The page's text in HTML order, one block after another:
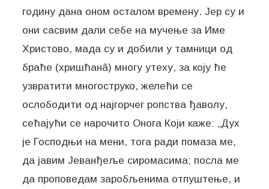
годину дана оном осталом времену. Јер су и
они сасвим дали себе на мучење за Име
Христово, мада су и добили у тамници од
браће (хришћанâ) многу утеху, за коју ће
узвратити многоструко, желећи се
ослободити од најгорчег ропства ђаволу,
сећајући се нарочито Онога Који каже: „Дух
је Господњи на мени, тога ради помаза ме,
да јавим Јеванђеље сиромасима; посла ме
да проповедам заробљенима отпуштење, и